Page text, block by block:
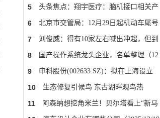
5 头条焦点：翔宇医疗：脑机接口相关产
6 北京市交管局：12月29日起机动车尾号
7 刘俊威：得有10家左右喊出冲超，但到
8 国产操作系统龙头企业，名单整理（12
9 申科股份(002633.SZ)：拟在上海设立
10 生态修复引候鸟 东古湖畔观鸟热
11 阿森纳想挖角米兰！贝尔塔看上“新马